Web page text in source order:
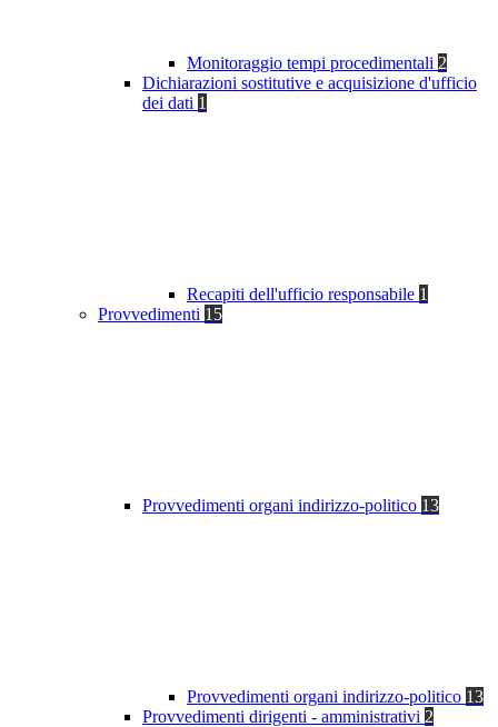
Monitoraggio tempi procedimentali 2
Dichiarazioni sostitutive e acquisizione d'ufficio
dei dati 1
Recapiti dell'ufficio responsabile 1
Provvedimenti 15
Provvedimenti organi indirizzo-politico 13
Provvedimenti organi indirizzo-politico 13
Provvedimenti dirigenti - amministrativi 2